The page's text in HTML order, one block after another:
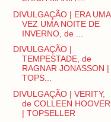
DIVULGAÇÃO | ERA UMA
VEZ UMA NOITE DE
INVERNO, de ...
DIVULGAÇÃO |
TEMPESTADE, de
RAGNAR JONASSON |
TOPS...
DIVULGAÇÃO | VERITY,
de COLLEEN HOOVER
| TOPSELLER